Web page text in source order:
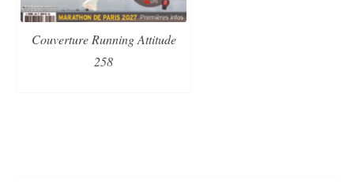
Couverture Running Attitude
258